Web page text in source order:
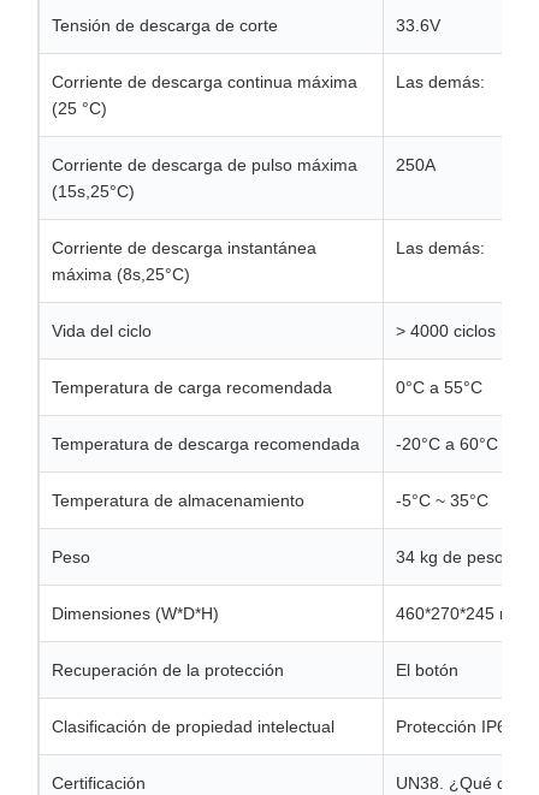
Tensión de descarga de corte 33.6V
Corriente de descarga continua máxima
(25 °C)
Las demás:
Corriente de descarga de pulso máxima
(15s,25°C)
250A
Corriente de descarga instantánea
máxima (8s,25°C)
Las demás:
Vida del ciclo > 4000 ciclos
Temperatura de carga recomendada 0°C a 55°C
Temperatura de descarga recomendada -20°C a 60°C
Temperatura de almacenamiento -5°C ~ 35°C
Peso 34 kg de peso
Dimensiones (W*D*H) 460*270*245 mm
Recuperación de la protección El botón
Clasificación de propiedad intelectual Protección IP67
Certificación UN38. ¿Qué